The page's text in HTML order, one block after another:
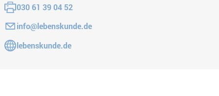
Fax:030 61 39 04 52
E-Mail:info@lebenskunde.de
Gehe zur Website:
lebenskunde.de